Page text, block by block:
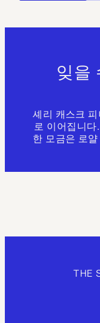
잊을
셰리 캐스크
로 이어집니다
한 모금은 로
THE